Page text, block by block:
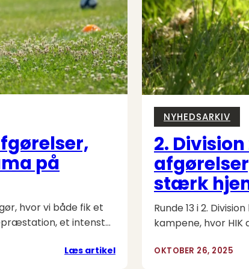
to
målfattige
topopgør
på
hvor vi både fik et
et intenst…
Læs artikel:
NYHEDSARKIV
2. Division
stærk
Runde 13 i 2.
kampene, hvor
OKTOBER 26, 2025